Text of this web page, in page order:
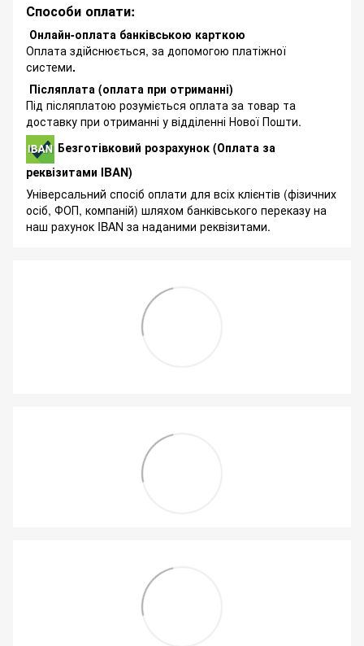
Способи оплати:
Онлайн-оплата банківською карткою
Оплата здійснюється, за допомогою платіжної
системи.
Післяплата (оплата при отриманні)
Під післяплатою розуміється оплата за товар та
доставку при отриманні у відділенні Нової Пошти.
Безготівковий розрахунок (Оплата за
реквізитами IBAN)
Універсальний спосіб оплати для всіх клієнтів (фізичних
осіб, ФОП, компаній) шляхом банківського переказу на
наш рахунок IBAN за наданими реквізитами.